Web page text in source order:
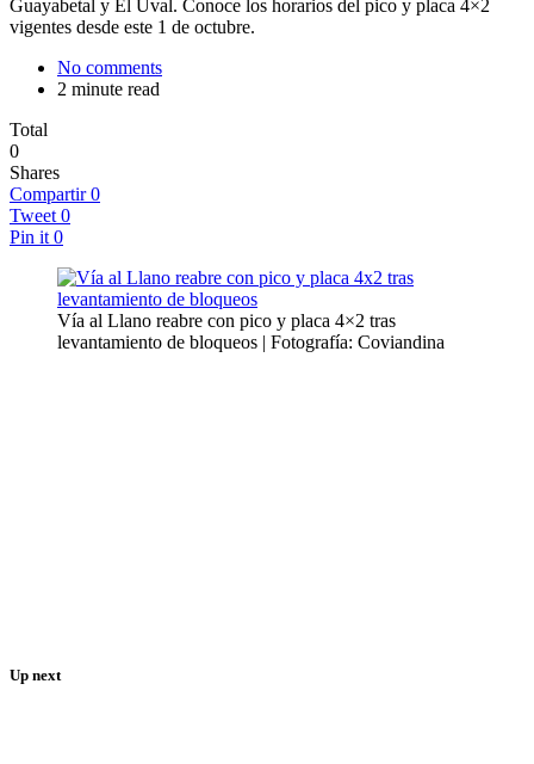
Guayabetal y El Uval. Conoce los horarios del pico y placa 4×2
vigentes desde este 1 de octubre.
No comments
2 minute read
Total
0
Shares
Compartir 0
Tweet 0
Pin it 0
Vía al Llano reabre con pico y placa 4×2 tras
levantamiento de bloqueos | Fotografía: Coviandina
Up next